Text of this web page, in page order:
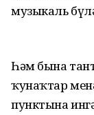
музыкаль
Һәм бына
ҡунаҡтар
пунктына